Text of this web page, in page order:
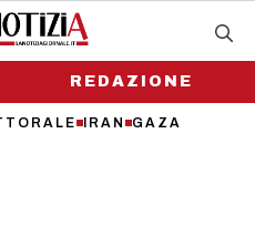
IRAN GAZA
REDAZIONE